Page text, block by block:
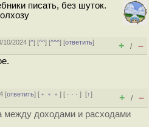
писать, без шуток.
10/2024 [^] [^^] [^^^] [ответить]
+ / –
[ответить] [ ﹢﹢﹢] [ · · ·][↑]
+ / –
между доходами и расходами